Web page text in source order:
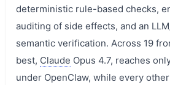
deterministic rule-based checks,
auditing of side effects, and an
semantic verification. Across 19
best, Claude Opus 4.7, reaches
under OpenClaw, while every